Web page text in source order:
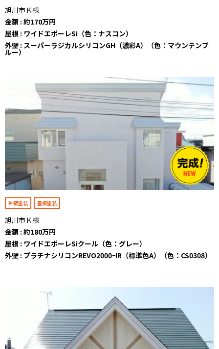
旭川市Ｋ様
金額 : 約170万円
屋根 : ワイドエポーレSi（色：ナスコン）
外壁 : スーパーラジカルシリコンGH（濃彩A）（色：マウンテンブ
ルー）
外壁塗装 屋根塗装
旭川市Ｋ様
金額 : 約180万円
屋根 : ワイドエポーレSiクール（色：グレー）
外壁 : プラチナシリコンREVO2000ｰIR（標準色A）（色：CS0308）